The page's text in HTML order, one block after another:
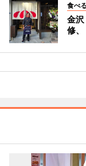
食べる
金
修、